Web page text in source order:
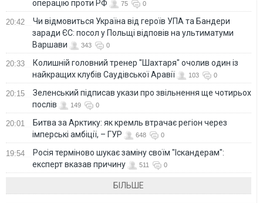
операцію проти РФ 75 0
20:42
Чи відмовиться Україна від героїв УПА та Бандери
заради ЄС: посол у Польщі відповів на ультиматуми
Варшави
343 0
20:33
Колишній головний тренер "Шахтаря" очолив один із
найкращих клубів Саудівської Аравії
103 0
20:15
Зеленський підписав укази про звільнення ще чотирьох
послів
149 0
20:01
Битва за Арктику: як кремль втрачає регіон через
імперські амбіції, – ГУР
648 0
19:54
Росія терміново шукає заміну своїм "Іскандерам":
експерт вказав причину
511 0
БІЛЬШЕ